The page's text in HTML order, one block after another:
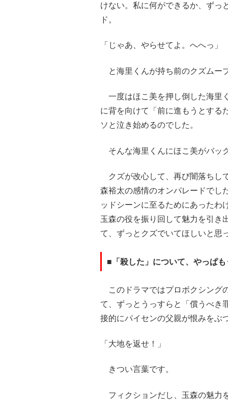
けない。私に何ができるか、ず
ド。
「じゃあ、やらせてよ。へへっ」
と海里くんが持ち前のクズムー
一度はほこ美を押し倒した海里
に背を向けて「前に進もうとする
ソと泣き始めるのでした。
そんな海里くんにほこ美がバッ
クズが改心して、再び闇落ちし
森裕太の感情のオンパレードでし
ッドシーンに至るためにあったわ
玉森の役を振り回して魅力を引き
て、ずっとクズでいてほしいと思
■「殺した」について、やっぱも
このドラマではプロボクシング
て、ずっとうっすらと「償うべき
接的にパイセンの父親が恨みをぶ
「大地を返せ！」
きつい言葉です。
フィクションだし、玉森の魅力